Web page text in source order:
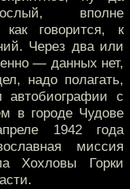
вполне
говорится, к
Через два или
— данных нет,
надо полагать,
с
в городе Чудове
1942 года
миссия
Хохловы Горки